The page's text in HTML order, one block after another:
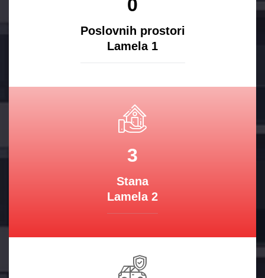
0
Poslovnih prostori
Lamela 1
3
Stana
Lamela 2